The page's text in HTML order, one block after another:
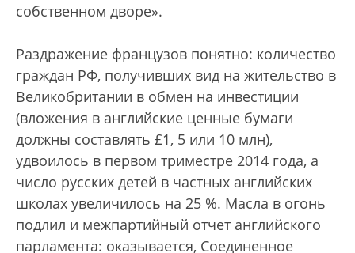
собственном дворе».
Раздражение французов понятно: количество
граждан РФ, получивших вид на жительство в
Великобритании в обмен на инвестиции
(вложения в английские ценные бумаги
должны составлять £1, 5 или 10 млн),
удвоилось в первом триместре 2014 года, а
число русских детей в частных английских
школах увеличилось на 25 %. Масла в огонь
подлил и межпартийный отчет английского
парламента: оказывается, Соединенное